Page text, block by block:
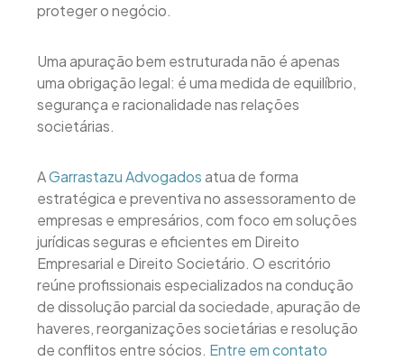
proteger o negócio.
Uma apuração bem estruturada não é apenas
uma obrigação legal: é uma medida de equilíbrio,
segurança e racionalidade nas relações
societárias.
AGarrastazu Advogadosatua de forma
estratégica e preventiva no assessoramento de
empresas e empresários, com foco em soluções
jurídicas seguras e eficientes em Direito
Empresarial e Direito Societário. O escritório
reúne profissionais especializados na condução
de dissolução parcial da sociedade, apuração de
haveres, reorganizações societárias e resolução
de conflitos entre sócios. Entre em contato